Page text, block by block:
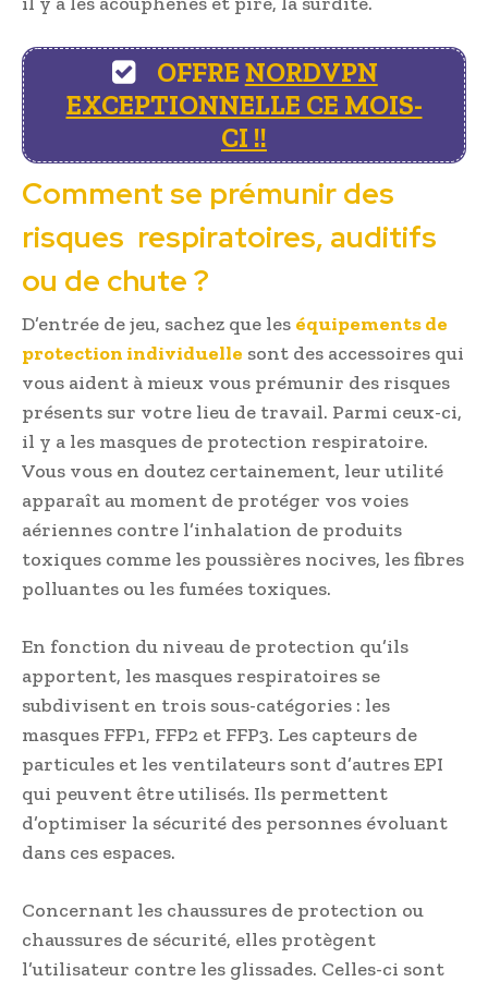
OFFRE NORDVPN
EXCEPTIONNELLE CE MOIS-
CI !!
Comment se prémunir des
risques respiratoires, auditifs
ou de chute ?
D’entrée de jeu, sachez que les équipements de
protection individuelle sont des accessoires qui
vous aident à mieux vous prémunir des risques
présents sur votre lieu de travail. Parmi ceux-ci,
il y a les masques de protection respiratoire.
Vous vous en doutez certainement, leur utilité
apparaît au moment de protéger vos voies
aériennes contre l’inhalation de produits
toxiques comme les poussières nocives, les fibres
polluantes ou les fumées toxiques.
En fonction du niveau de protection qu’ils
apportent, les masques respiratoires se
subdivisent en trois sous-catégories : les
masques FFP1, FFP2 et FFP3. Les capteurs de
particules et les ventilateurs sont d’autres EPI
qui peuvent être utilisés. Ils permettent
d’optimiser la sécurité des personnes évoluant
dans ces espaces.
Concernant les chaussures de protection ou
chaussures de sécurité, elles protègent
l’utilisateur contre les glissades. Celles-ci sont